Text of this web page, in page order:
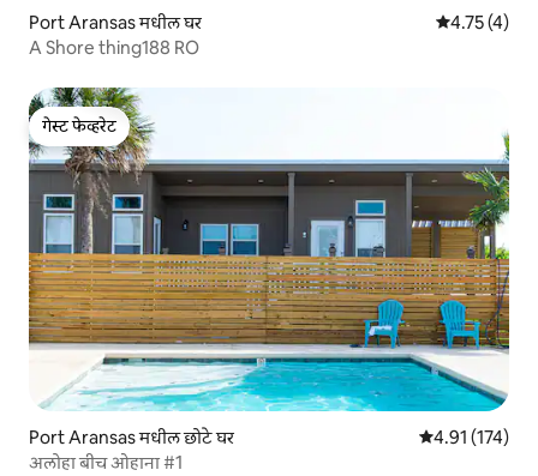
Port Aransas मधील घर 5 पैकी 4.75
4.75 (4)
A Shore thing188 RO
गेस्ट फेव्हरेट
गेस्ट फेव्हरेट
Port Aransas मधील छोटे घर 5 पैकी 4.91
4.91 (174)
अलोहा बीच ओहाना #1